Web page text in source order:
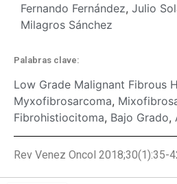
Fernando Fernández, Julio
Milagros Sánchez
Palabras clave:
Low Grade Malignant Fibrous
Myxofibrosarcoma,
Fibrohistiocitoma, Bajo Grado,
Rev Venez Oncol 2018;30(1):35-